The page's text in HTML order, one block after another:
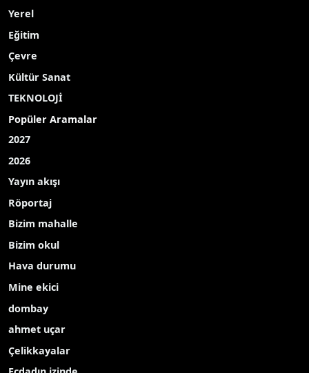
Adıyaman’da dolu yağışından dolayı özellikle tahıl
tarlaları başta olmak üzere tütün fideleri zarar
gördü.
Kentte önceki gün yaşanan dolu yağışı, merkeze
bağlı köylerin yanı sıra Besni, Gölbaşı, Samsat,
Çelikhan ve Tut ilçelerinde etkili oldu.